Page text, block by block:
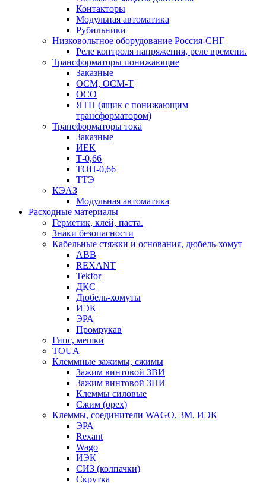
Контакторы
Модульная автоматика
Рубильники
Низковольтное оборудование Россия-СНГ
Реле контроля напряжения, реле времени.
Трансформаторы понижающие
Заказные
ОСМ, ОСМ-Т
ОСО
ЯТП (ящик с понижающим
трансформатором)
Трансформаторы тока
Заказные
ИЕК
Т-0,66
ТОП-0,66
ТТЭ
КЭАЗ
Модульная автоматика
Расходные материалы
Герметик, клей, паста.
Знаки безопасности
Кабельные стяжки и основания, дюбель-хомут
ABB
REXANT
Tekfor
ДКС
Дюбель-хомуты
ИЭК
ЭРА
Промрукав
Гипс, мешки
TOUA
Клеммные зажимы, сжимы
Зажим винтовой ЗВИ
Зажим винтовой ЗНИ
Клеммы силовые
Сжим (орех)
Клеммы, соединители WAGO, 3M, ИЭК
ЭРА
Rexant
Wago
ИЭК
СИЗ (колпачки)
Скрутка